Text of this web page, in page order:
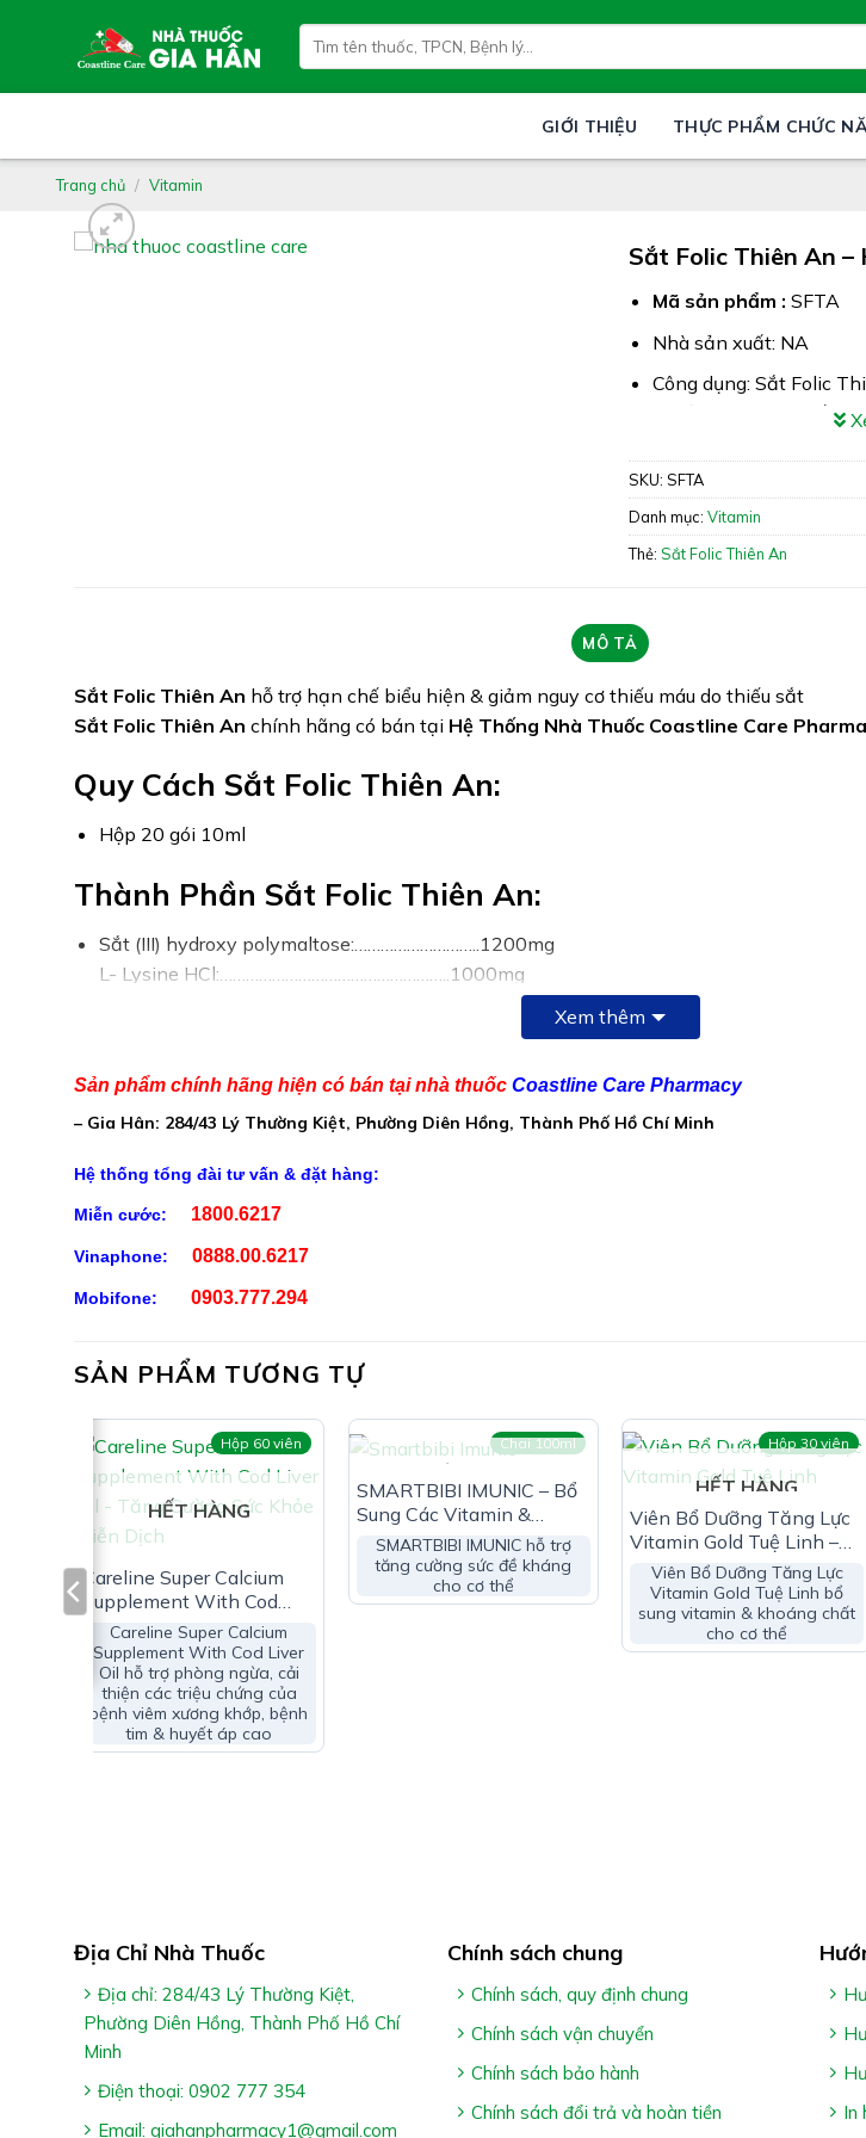
kiếm:
GIỚI THIỆU THỰC PHẨM CHỨC
Trang chủ / Vitamin
Sắt Folic Thiên An –
Mã sản phẩm : SFTA
Nhà sản xuất: NA
Công dụng: Sắt Folic
& giảm nguy cơ thiếu
Giấy phép: 2807/
ATTP
Quy cách: Hộp 20 gói
SKU: SFTA
Danh mục: Vitamin
Thẻ: Sắt Folic Thiên An
MÔ TẢ
Sắt Folic Thiên An hỗ trợ hạn chế biểu hiện & giảm nguy cơ thiếu máu do thiếu sắt
Sắt Folic Thiên An chính hãng có bán tại Hệ Thống Nhà Thuốc Coastline Care
Quy Cách Sắt Folic Thiên An:
Hộp 20 gói 10ml
Thành Phần Sắt Folic Thiên An:
Sắt (III) hydroxy polymaltose:………………………..1200mg
L- Lysine HCl:……………………………………………..1000mg
Orafti GR (Inulin-nhập khẩu Bỉ):………………………600mg
Orafti P95 (FOS- nhập khẩu Bỉ):……………………..600mg
Nicotinamide (vitamin PP):……………………………..100mg
Kẽm gluconat:……………………………………………….100mg
Vitamin B6:……………………………………………………..20mg
Acid folic:………………………………………………………….5mg
Phụ liệu: Natri benzoate, acid citric, kali sorbat, glycerin, sorbitol, xanthan gum, đường
tinh khiết vừa đủ 100ml
Công Dụng Sắt Folic Thiên An:
Hỗ trợ quá trình tạo máu
Hỗ trợ hạn chế biểu hiện
Hỗ trợ giảm nguy cơ thiếu máu do thiếu sắt
Cách Dùng Sắt Folic Thiên An:
Trẻ 6 tháng – 12 tuổi: Uống 5ml x 1 lần/ngày
Trẻ 12 tuổi & người lớn: Uống 10ml x 1 lần/ngày
Lưu ý:
Xem thêm
Sản phẩm chính hãng hiện có bán tại nhà thuốc Coastline Care Pharmacy
– Gia Hân: 284/43 Lý Thường Kiệt, Phường Diên Hồng, Thành Phố Hồ Chí Minh
Hệ thống tổng đài tư vấn & đặt hàng:
Miễn cước: 1800.6217
Vinaphone: 0888.00.6217
Mobifone: 0903.777.294
SẢN PHẨM TƯƠNG TỰ
Hộp 60 viên
HẾT HÀNG
Careline Super Calcium
Supplement With Cod
Liver Oil – Tăng Cường
Sức Khỏe Miễn Dịch
Careline Super Calcium
Supplement With Cod Liver
Oil hỗ trợ phòng ngừa, cải
thiện các triệu chứng của
bệnh viêm xương khớp, bệnh
tim & huyết áp cao
Chai 100ml
SMARTBIBI IMUNIC – Bổ
Sung Các Vitamin &
Khoáng Chất
SMARTBIBI IMUNIC hỗ trợ
tăng cường sức đề kháng
cho cơ thể
Hộp 30 viên
HẾT HÀNG
Viên Bổ Dưỡng Tăng Lực
Vitamin Gold Tuệ Linh –
Hỗ Trợ Tăng Cường Sức
Khỏe
Viên Bổ Dưỡng Tăng Lực
Vitamin Gold Tuệ Linh bổ
sung vitamin & khoáng chất
cho cơ thể
Địa Chỉ Nhà Thuốc
Địa chỉ: 284/43 Lý Thường Kiệt,
Phường Diên Hồng, Thành Phố Hồ Chí
Minh
Điện thoại: 0902 777 354
Email: giahanpharmacy1@gmail.com
Chính sách chung
Chính sách, quy định chung
Chính sách vận chuyển
Chính sách bảo hành
Chính sách đổi trả và hoàn tiền
In